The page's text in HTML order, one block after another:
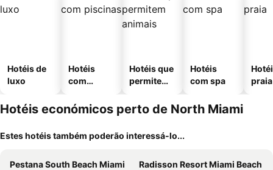
Hotéis de
luxo
Hotéis
com
Hotéis que
permitem
Hotéis
com spa
praia
Hotéis económicos perto de North Miami
Estes hotéis também poderão interessá-lo...
Pestana South Beach Miami
Radisson Resort Miami Beach